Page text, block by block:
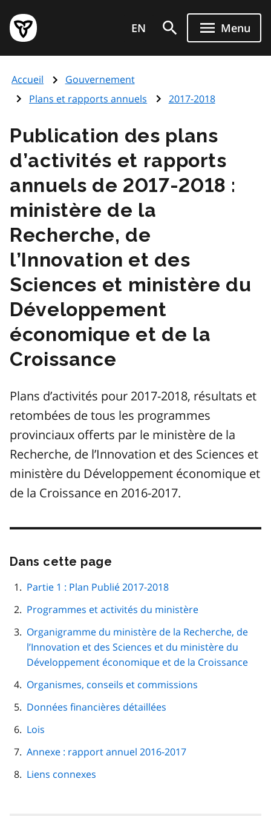
au
contenu
principal
Page
d'accueil
de
l'Ontario
EN Menu
Accueil
Gouvernement
Plans et rapports annuels
2017-2018
Publication des plans
d’activités et rapports
annuels de 2017-2018 :
ministère de la
Recherche, de
l’Innovation et des
Sciences et ministère du
Développement
économique et de la
Croissance
Plans d’activités pour 2017-2018, résultats et
retombées de tous les programmes
provinciaux offerts par le ministère de la
Recherche, de l’Innovation et des Sciences et
ministère du Développement économique et
de la Croissance en 2016-2017.
Dans cette page
navigation
page
Partie 1 : Plan Publié 2017-2018
Programmes et activités du ministère
Organigramme du ministère de la Recherche, de
l’Innovation et des Sciences et du ministère du
Développement économique et de la Croissance
Organismes, conseils et commissions
Données financières détaillées
Lois
Annexe : rapport annuel 2016-2017
Liens connexes